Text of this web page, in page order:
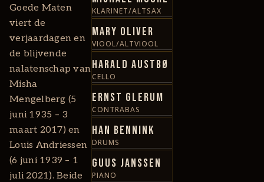
Goede Maten
viert de
verjaardagen en
de blijvende
nalatenschap van
Misha
Mengelberg (5
juni 1935 – 3
maart 2017) en
Louis Andriessen
(6 juni 1939 – 1
juli 2021). Beide
KLARINET/ALTSAX
Mary Oliver
VIOOL/ALTVIOOL
Harald Austbø
CELLO
Ernst Glerum
CONTRABAS
Han Bennink
DRUMS
Guus Janssen
PIANO